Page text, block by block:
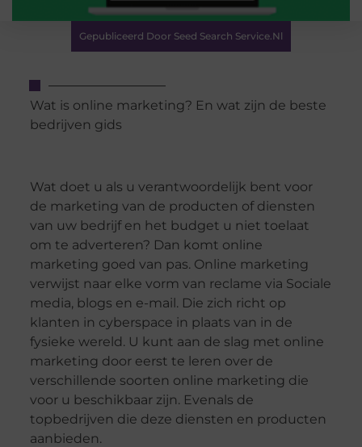
Gepubliceerd Door Seed Search Service.nl
Wat is online marketing? En wat zijn de beste
bedrijven gids
Wat doet u als u verantwoordelijk bent voor
de marketing van de producten of diensten
van uw bedrijf en het budget u niet toelaat
om te adverteren? Dan komt online
marketing goed van pas. Online marketing
verwijst naar elke vorm van reclame via Sociale
media, blogs en e-mail. Die zich richt op
klanten in cyberspace in plaats van in de
fysieke wereld. U kunt aan de slag met online
marketing door eerst te leren over de
verschillende soorten online marketing die
voor u beschikbaar zijn. Evenals de
topbedrijven die deze diensten en producten
aanbieden.